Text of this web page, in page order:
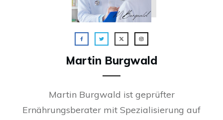
Martin Burgwald
Martin Burgwald ist geprüfter
Ernährungsberater mit Spezialisierung auf